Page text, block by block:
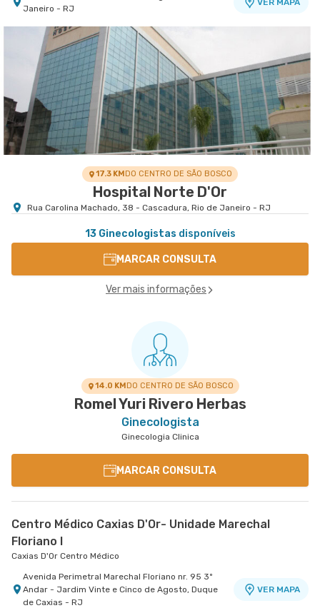
Janeiro - RJ
VER MAPA
Clínica Médica Palazzo
Caxias D'Or - Clínica Médica Pallazzo
Avenida Meriti nr. 2577 - Vila da Penha, Rio de
Janeiro - RJ
VER MAPA
17.3 KMDO CENTRO DE SÃO BOSCO
Hospital Norte D'Or
Rua Carolina Machado, 38 - Cascadura, Rio de Janeiro - RJ
13 Ginecologistas disponíveis
MARCAR CONSULTA
Ver mais informações
14.0 KMDO CENTRO DE SÃO BOSCO
Romel Yuri Rivero Herbas
Ginecologista
Ginecologia Clinica
MARCAR CONSULTA
Centro Médico Caxias D'Or- Unidade Marechal
Floriano I
Caxias D'Or Centro Médico
Avenida Perimetral Marechal Floriano nr. 95 3º
Andar - Jardim Vinte e Cinco de Agosto, Duque
de Caxias - RJ
VER MAPA